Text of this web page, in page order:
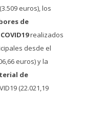
(3.509 euros), los
de
realizados
desde el
euros) y la
de
(22.021,19